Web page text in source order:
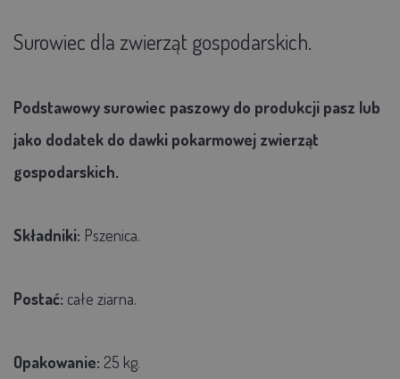
Surowiec dla zwierząt gospodarskich.
Podstawowy surowiec paszowy do produkcji pasz lub
jako dodatek do dawki pokarmowej zwierząt
gospodarskich.
Składniki: Pszenica.
Postać: całe ziarna.
Opakowanie: 25 kg.